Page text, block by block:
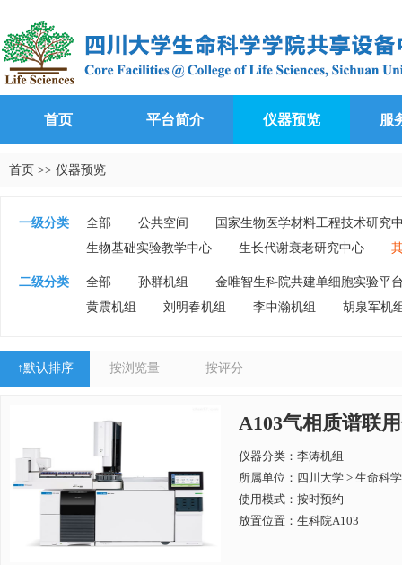
首页 平台简介 仪器预览 服
首页 >> 仪器预览
一级分类 全部 公共空间
国家生物医学材料工程技术研究
生物基础实验教学中心
生长代谢衰老研究中心
二级分类 全部 孙群机组
金唯智生科院共建单细胞实验平
黄震机组
刘明春机组 李中瀚机组 胡泉军机
↑默认排序 按浏览量 按评分
A103气相质谱联
仪器分类：李涛机组
所属单位： 四川大学 > 生命科
使用模式：按时预约
放置位置：生科院A103